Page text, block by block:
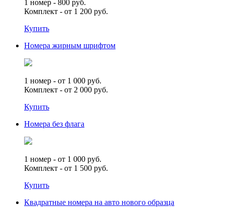
1 номер - 800 руб.
Комплект - от 1 200 руб.
Купить
Номера жирным шрифтом
1 номер - от 1 000 руб.
Комплект - от 2 000 руб.
Купить
Номера без флага
1 номер - от 1 000 руб.
Комплект - от 1 500 руб.
Купить
Квадратные номера на авто нового образца